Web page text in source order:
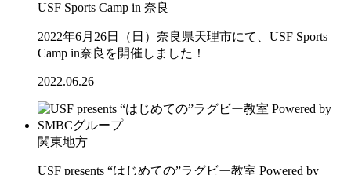
USF Sports Camp in 奈良
2022年6月26日（日）奈良県天理市にて、USF Sports
Camp in奈良を開催しました！
2022.06.26
関東地方
USF presents “はじめての”ラグビー教室 Powered by